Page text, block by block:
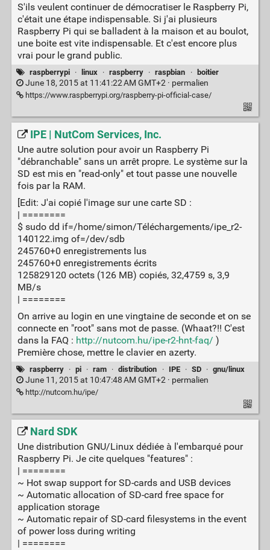
S'ils veulent continuer de démocratiser le Raspberry Pi,
c'était une étape indispensable. Si j'ai plusieurs
Raspberry Pi qui se balladent à la maison et au boulot,
une boite est vite indispensable. Et c'est encore plus
vrai pour le grand public.
raspberrypi · linux · raspberry · raspbian · boitier
June 18, 2015 at 11:41:22 AM GMT+2 · permalien
https://www.raspberrypi.org/raspberry-pi-official-case/
IPE | NutCom Services, Inc.
Une autre solution pour avoir un Raspberry Pi
"débranchable" sans un arrêt propre. Le système sur la
SD est mis en "read-only" et tout passe une nouvelle
fois par la RAM.
[Edit: J'ai copié l'image sur une carte SD :
| ========
$ sudo dd if=/home/simon/Téléchargements/ipe_r2-
140122.img of=/dev/sdb
245760+0 enregistrements lus
245760+0 enregistrements écrits
125829120 octets (126 MB) copiés, 32,4759 s, 3,9
MB/s
| ========
On arrive au login en une vingtaine de seconde et on se
connecte en "root" sans mot de passe. (Whaat?!! C'est
dans la FAQ : http://nutcom.hu/ipe-r2-hnt-faq/ )
Première chose, mettre le clavier en azerty.
raspberry · pi · ram · distribution · IPE · SD · gnu/linux
June 11, 2015 at 10:47:48 AM GMT+2 · permalien
http://nutcom.hu/ipe/
Nard SDK
Une distribution GNU/Linux dédiée à l'embarqué pour
Raspberry Pi. Je cite quelques "features" :
| ========
~ Hot swap support for SD-cards and USB devices
~ Automatic allocation of SD-card free space for
application storage
~ Automatic repair of SD-card filesystems in the event
of power loss during writing
| ========